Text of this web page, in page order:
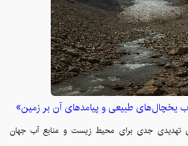
طبیعی و پیامدهای آن بر زمین»
تهدیدی جدی برای محیط زیست و منابع آب جهان